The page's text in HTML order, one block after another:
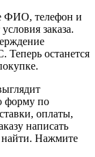
ФИО, телефон и
заказа.
Теперь останется
форму по
оплаты,
написать
найти. Нажмите